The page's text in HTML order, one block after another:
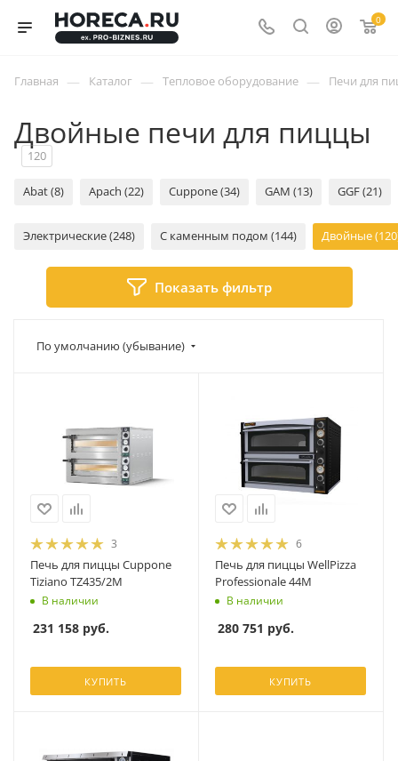
0
Главная — Каталог — Тепловое оборудование — Печи для
Двойные печи для пиццы
120
Abat (8) Apach (22) Cuppone (34) GAM (13) GGF (21)
Электрические (248) С каменным подом (144) Двойные
Показать фильтр
По умолчанию (убывание)
3
Печь для пиццы Cuppone
Tiziano TZ435/2M
В наличии
231 158 руб.
КУПИТЬ
6
Печь для пиццы WellPizza
Professionale 44M
В наличии
280 751 руб.
КУПИТЬ